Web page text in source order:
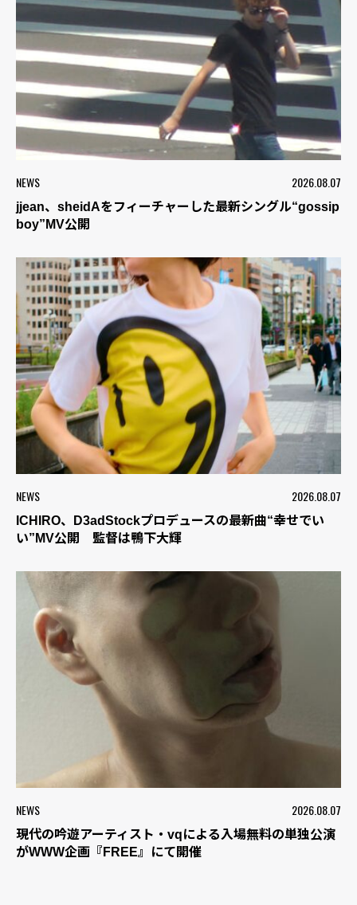
NEWS 2026.08.07
jjean、sheidAをフィーチャーした最新シングル“gossip
boy”MV公開
NEWS 2026.08.07
ICHIRO、D3adStockプロデュースの最新曲“幸せでい
い”MV公開 監督は鴨下大輝
NEWS 2026.08.07
現代の吟遊アーティスト・vqによる入場無料の単独公演
がWWW企画『FREE』にて開催